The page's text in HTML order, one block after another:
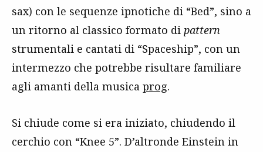
sax) con le sequenze ipnotiche di “Bed”, sino a
un ritorno al classico formato di pattern
strumentali e cantati di “Spaceship”, con un
intermezzo che potrebbe risultare familiare
agli amanti della musica prog.
Si chiude come si era iniziato, chiudendo il
cerchio con “Knee 5”. D’altronde Einstein in